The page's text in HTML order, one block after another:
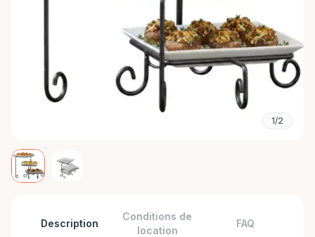
1/2
Description
Conditions de
location
FAQ